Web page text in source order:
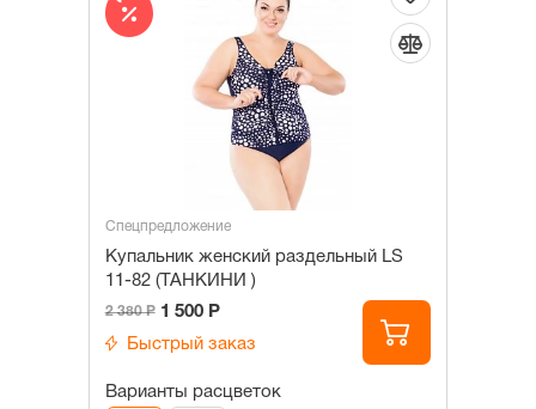
Спецпредложение
Купальник женский раздельный LS
11-82 (ТАНКИНИ )
2 380 Р 1 500 Р
Быстрый заказ
Варианты расцветок